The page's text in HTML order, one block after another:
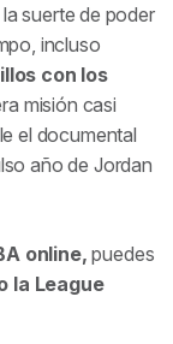
suerte de poder
incluso
con los
misión casi
el documental
año de Jordan
online, puedes
la League